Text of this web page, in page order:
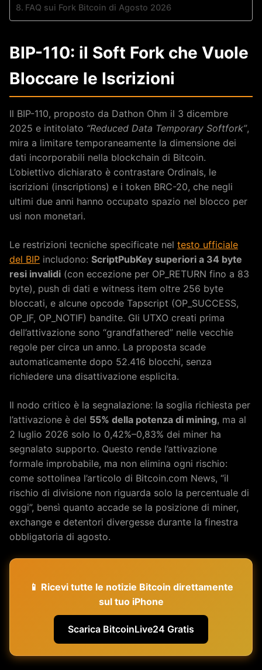
FAQ sui Fork Bitcoin di Agosto 2026
BIP-110: il Soft Fork che Vuole
Bloccare le Iscrizioni
Il BIP-110, proposto da Dathon Ohm il 3 dicembre
2025 e intitolato “Reduced Data Temporary Softfork”,
mira a limitare temporaneamente la dimensione dei
dati incorporabili nella blockchain di Bitcoin.
L’obiettivo dichiarato è contrastare Ordinals, le
iscrizioni (inscriptions) e i token BRC-20, che negli
ultimi due anni hanno occupato spazio nel blocco per
usi non monetari.
Le restrizioni tecniche specificate nel testo ufficiale
del BIP includono: ScriptPubKey superiori a 34 byte
resi invalidi (con eccezione per OP_RETURN fino a 83
byte), push di dati e witness item oltre 256 byte
bloccati, e alcune opcode Tapscript (OP_SUCCESS,
OP_IF, OP_NOTIF) bandite. Gli UTXO creati prima
dell’attivazione sono “grandfathered” nelle vecchie
regole per circa un anno. La proposta scade
automaticamente dopo 52.416 blocchi, senza
richiedere una disattivazione esplicita.
Il nodo critico è la segnalazione: la soglia richiesta per
l’attivazione è del 55% della potenza di mining, ma al
2 luglio 2026 solo lo 0,42%–0,83% dei miner ha
segnalato supporto. Questo rende l’attivazione
formale improbabile, ma non elimina ogni rischio:
come sottolinea l’articolo di Bitcoin.com News, “il
rischio di divisione non riguarda solo la percentuale di
oggi”, bensì quanto accade se la posizione di miner,
exchange e detentori divergesse durante la finestra
obbligatoria di agosto.
📱 Ricevi tutte le notizie Bitcoin direttamente
sul tuo iPhone
Scarica BitcoinLive24 Gratis